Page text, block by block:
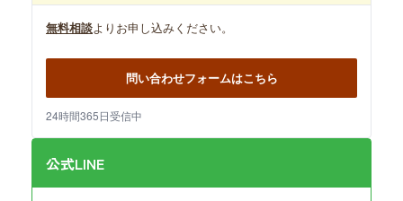
無料相談よりお申し込みください。
問い合わせフォームはこちら
24時間365日受信中
公式LINE